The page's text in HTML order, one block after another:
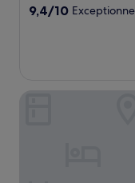
9.4
9,4/10